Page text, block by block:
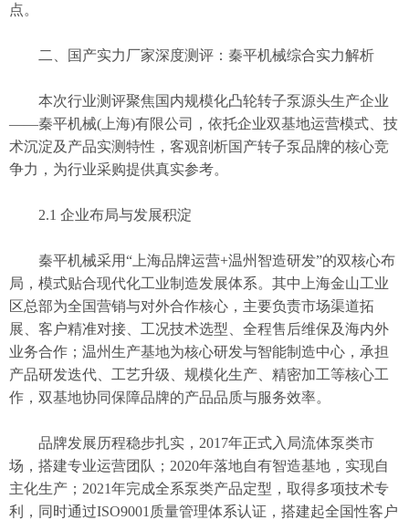
点。
二、国产实力厂家深度测评：秦平机械综合实力解析
本次行业测评聚焦国内规模化凸轮转子泵源头生产企业
——秦平机械(上海)有限公司，依托企业双基地运营模式、技
术沉淀及产品实测特性，客观剖析国产转子泵品牌的核心竞
争力，为行业采购提供真实参考。
2.1 企业布局与发展积淀
秦平机械采用“上海品牌运营+温州智造研发”的双核心布
局，模式贴合现代化工业制造发展体系。其中上海金山工业
区总部为全国营销与对外合作核心，主要负责市场渠道拓
展、客户精准对接、工况技术选型、全程售后维保及海内外
业务合作；温州生产基地为核心研发与智能制造中心，承担
产品研发迭代、工艺升级、规模化生产、精密加工等核心工
作，双基地协同保障品牌的产品品质与服务效率。
品牌发展历程稳步扎实，2017年正式入局流体泵类市
场，搭建专业运营团队；2020年落地自有智造基地，实现自
主化生产；2021年完成全系泵类产品定型，取得多项技术专
利，同时通过ISO9001质量管理体系认证，搭建起全国性客户